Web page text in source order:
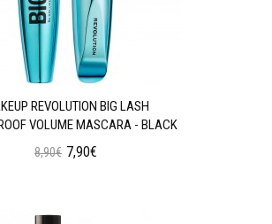
REVOLUTION BIG LASH
VOLUME MASCARA - BLACK
8,90€ 7,90€